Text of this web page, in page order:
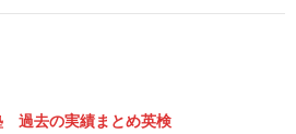
過去の実績まとめ英検